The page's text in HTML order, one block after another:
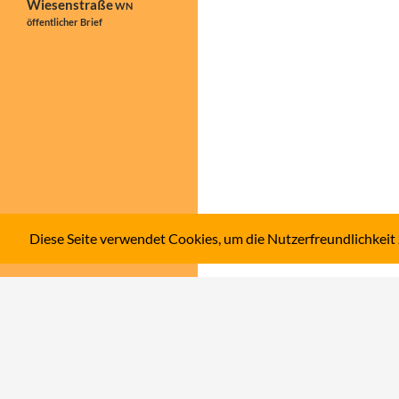
WiesenstraßeWN
öffentlicher Brief
Diese Seite verwendet Cookies, um die